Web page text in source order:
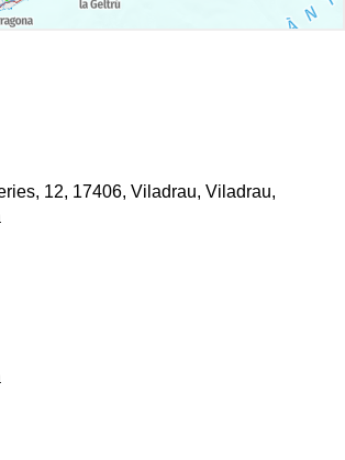
12, 17406, Viladrau, Viladrau,